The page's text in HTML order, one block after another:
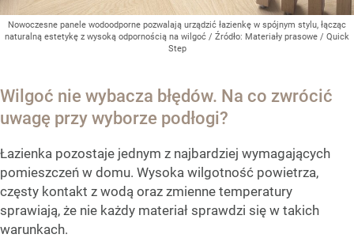
Nowoczesne panele wodoodporne pozwalają urządzić łazienkę w spójnym stylu, łącząc
naturalną estetykę z wysoką odpornością na wilgoć / Źródło: Materiały prasowe / Quick
Step
Wilgoć nie wybacza błędów. Na co zwrócić
uwagę przy wyborze podłogi?
Łazienka pozostaje jednym z najbardziej wymagających
pomieszczeń w domu. Wysoka wilgotność powietrza,
częsty kontakt z wodą oraz zmienne temperatury
sprawiają, że nie każdy materiał sprawdzi się w takich
warunkach.